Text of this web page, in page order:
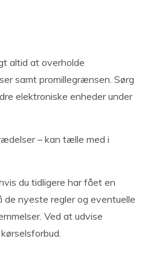
altid at overholde
samt promillegrænsen. Sørg
elektroniske enheder under
– kan tælle med i
du tidligere har fået en
de nyeste regler og eventuelle
Ved at udvise